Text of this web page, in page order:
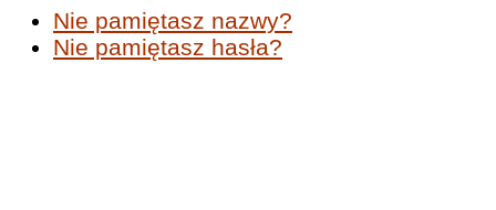
Nie pamiętasz nazwy?
Nie pamiętasz hasła?